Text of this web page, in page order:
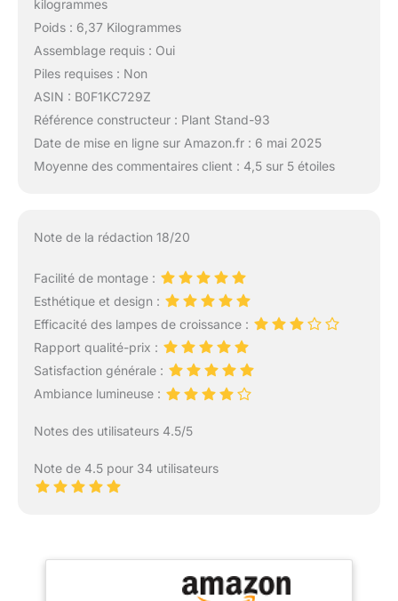
kilogrammes
Poids : 6,37 Kilogrammes
Assemblage requis : Oui
Piles requises : Non
ASIN : B0F1KC729Z
Référence constructeur : Plant Stand-93
Date de mise en ligne sur Amazon.fr : 6 mai 2025
Moyenne des commentaires client : 4,5 sur 5 étoiles
Note de la rédaction 18/20
Facilité de montage :
Esthétique et design :
Efficacité des lampes de croissance :
Rapport qualité-prix :
Satisfaction générale :
Ambiance lumineuse :
Notes des utilisateurs 4.5/5
Note de 4.5 pour 34 utilisateurs